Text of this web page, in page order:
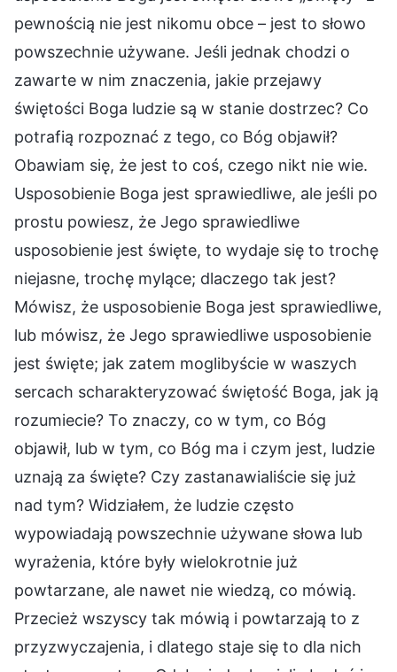
pewnością nie jest nikomu obce – jest to słowo
powszechnie używane. Jeśli jednak chodzi o
zawarte w nim znaczenia, jakie przejawy
świętości Boga ludzie są w stanie dostrzec? Co
potrafią rozpoznać z tego, co Bóg objawił?
Obawiam się, że jest to coś, czego nikt nie wie.
Usposobienie Boga jest sprawiedliwe, ale jeśli po
prostu powiesz, że Jego sprawiedliwe
usposobienie jest święte, to wydaje się to trochę
niejasne, trochę mylące; dlaczego tak jest?
Mówisz, że usposobienie Boga jest sprawiedliwe,
lub mówisz, że Jego sprawiedliwe usposobienie
jest święte; jak zatem moglibyście w waszych
sercach scharakteryzować świętość Boga, jak ją
rozumiecie? To znaczy, co w tym, co Bóg
objawił, lub w tym, co Bóg ma i czym jest, ludzie
uznają za święte? Czy zastanawialiście się już
nad tym? Widziałem, że ludzie często
wypowiadają powszechnie używane słowa lub
wyrażenia, które były wielokrotnie już
powtarzane, ale nawet nie wiedzą, co mówią.
Przecież wszyscy tak mówią i powtarzają to z
przyzwyczajenia, i dlatego staje się to dla nich